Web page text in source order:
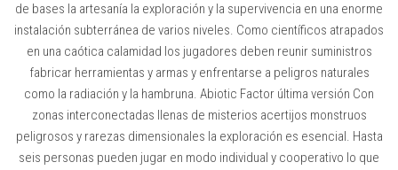
de bases la artesanía la exploración y la supervivencia en una enorme
instalación subterránea de varios niveles. Como científicos atrapados
en una caótica calamidad los jugadores deben reunir suministros
fabricar herramientas y armas y enfrentarse a peligros naturales
como la radiación y la hambruna. Abiotic Factor última versión Con
zonas interconectadas llenas de misterios acertijos monstruos
peligrosos y rarezas dimensionales la exploración es esencial. Hasta
seis personas pueden jugar en modo individual y cooperativo lo que